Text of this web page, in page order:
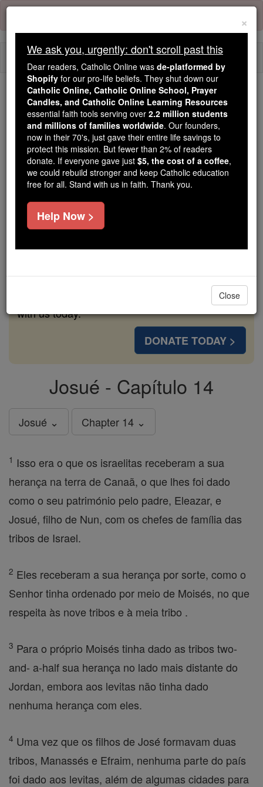
Skip
content
Because of You, 2.2 Million
Students Are Being Formed in the
Faith
Because of generous supporters like you,
Catholic Online School has already delivered
free, faithful Catholic education to over 2.2
million students across 193 countries. In an age
of noise and algorithms, you are helping form
souls with truth, prayer, Scripture, and Christ.
If everyone who reads this gave just $5 — the
families and keep this life-changing formation
free for all. Be Courageous. Be Catholic. Stand
with us today.
DONATE TODAY >
Josué - Capítulo 14
Josué ⌄ Chapter 14 ⌄
1 Isso era o que os israelitas receberam a sua
herança na terra de Canaã, o que lhes foi dado
como o seu património pelo padre, Eleazar, e
Josué, filho de Nun, com os chefes de família das
tribos de Israel.
2 Eles receberam a sua herança por sorte, como o
Senhor tinha ordenado por meio de Moisés, no que
respeita às nove tribos e à meia tribo .
3 Para o próprio Moisés tinha dado as tribos two-
and- a-half sua herança no lado mais distante do
Jordan, embora aos levitas não tinha dado
nenhuma herança com eles.
4 Uma vez que os filhos de José formavam duas
tribos, Manassés e Efraim, nenhuma parte do país
foi dado aos levitas, além de algumas cidades para
×
We ask you, urgently: don't scroll past this
Dear readers, Catholic Online was de-platformed by
Shopify for our pro-life beliefs. They shut down our
Catholic Online, Catholic Online School, Prayer
Candles, and Catholic Online Learning Resources
essential faith tools serving over 2.2 million students
and millions of families worldwide. Our founders,
now in their 70's, just gave their entire life savings to
protect this mission. But fewer than 2% of readers
donate. If everyone gave just $5, the cost of a coffee,
we could rebuild stronger and keep Catholic education
free for all. Stand with us in faith. Thank you.
Help Now >
Close